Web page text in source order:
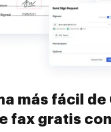
más fácil de
fax gratis